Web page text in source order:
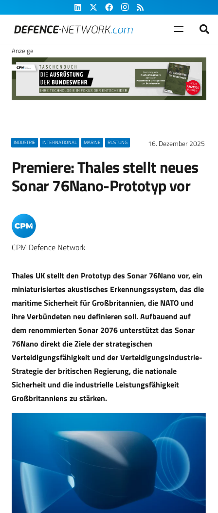
Anzeige
INDUSTRIE INTERNATIONAL MARINE RÜSTUNG 16. Dezember 2025
Premiere: Thales stellt neues
Sonar 76Nano-Prototyp vor
CPM Defence Network
Thales UK stellt den Prototyp des Sonar 76Nano vor, ein
miniaturisiertes akustisches Erkennungssystem, das die
maritime Sicherheit für Großbritannien, die NATO und
ihre Verbündeten neu definieren soll. Aufbauend auf
dem renommierten Sonar 2076 unterstützt das Sonar
76Nano direkt die Ziele der strategischen
Verteidigungsfähigkeit und der Verteidigungsindustrie-
Strategie der britischen Regierung, die nationale
Sicherheit und die industrielle Leistungsfähigkeit
Großbritanniens zu stärken.